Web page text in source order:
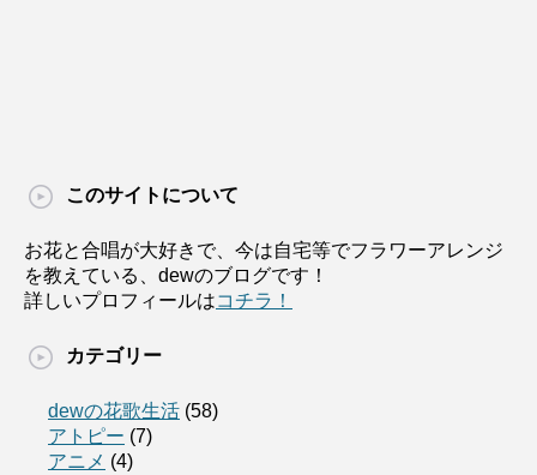
このサイトについて
お花と合唱が大好きで、今は自宅等でフラワーアレンジ
を教えている、dewのブログです！
詳しいプロフィールはコチラ！
カテゴリー
dewの花歌生活 (58)
アトピー (7)
アニメ (4)